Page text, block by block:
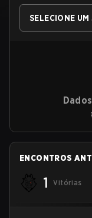
SELECIONE UM
ENCONTROS
1 Vitórias